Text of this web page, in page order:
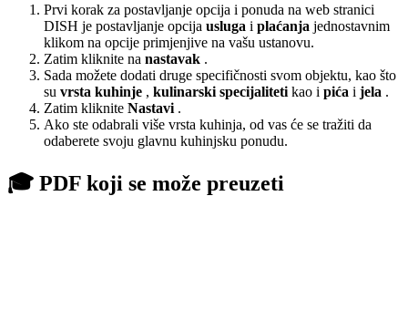
Prvi korak za postavljanje opcija i ponuda na web stranici
DISH je postavljanje opcija usluga i plaćanja jednostavnim
klikom na opcije primjenjive na vašu ustanovu.
Zatim kliknite na nastavak .
Sada možete dodati druge specifičnosti svom objektu, kao što
su vrsta kuhinje , kulinarski specijaliteti kao i pića i jela .
Zatim kliknite Nastavi .
Ako ste odabrali više vrsta kuhinja, od vas će se tražiti da
odaberete svoju glavnu kuhinjsku ponudu.
🎓 PDF koji se može preuzeti